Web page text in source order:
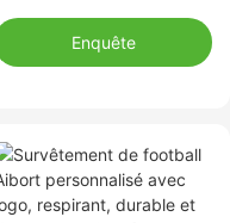
maille respirante,
circulation d'air
Enquête